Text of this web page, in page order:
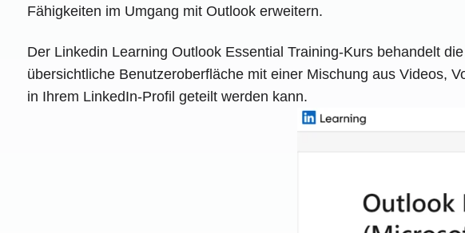
Fähigkeiten im Umgang mit Outlook erweitern.
Der Linkedin Learning Outlook Essential Training-Kurs behandelt
übersichtliche Benutzeroberfläche mit einer Mischung aus Videos,
in Ihrem LinkedIn-Profil geteilt werden kann.